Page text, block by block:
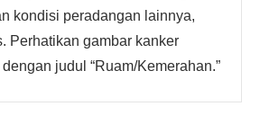
kondisi peradangan lainnya,
Perhatikan gambar kanker
judul “Ruam/Kemerahan.”